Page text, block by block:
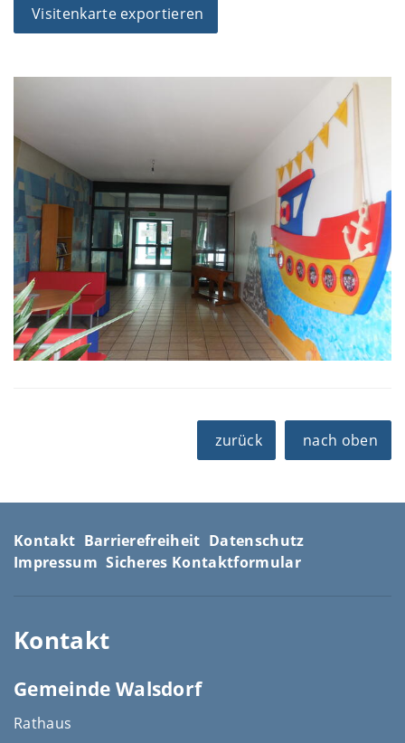
Visitenkarte exportieren
zurück nach oben
Kontakt Barrierefreiheit Datenschutz
Impressum Sicheres Kontaktformular
Kontakt
Gemeinde Walsdorf
Rathaus